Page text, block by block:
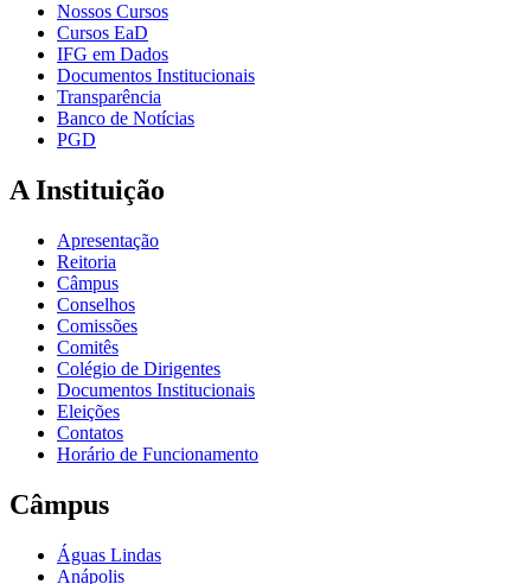
Nossos Cursos
Cursos EaD
IFG em Dados
Documentos Institucionais
Transparência
Banco de Notícias
PGD
A Instituição
Apresentação
Reitoria
Câmpus
Conselhos
Comissões
Comitês
Colégio de Dirigentes
Documentos Institucionais
Eleições
Contatos
Horário de Funcionamento
Câmpus
Águas Lindas
Anápolis